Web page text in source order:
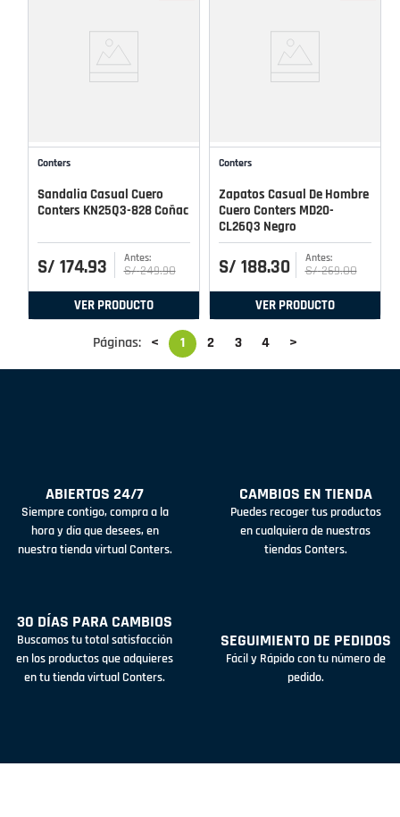
Conters
Sandalia Casual Cuero
Conters KN25Q3-828 Coñac
S/ 174.93 S/ 249.90
VER PRODUCTO
Conters
Zapatos Casual De Hombre
Cuero Conters MD20-
CL26Q3 Negro
S/ 188.30 S/ 269.00
VER PRODUCTO
Páginas: < 1 2 3 4 >
ABIERTOS 24/7
Siempre contigo, compra a la
hora y día que desees, en
nuestra tienda virtual Conters.
CAMBIOS EN TIENDA
Puedes recoger tus productos
en cualquiera de nuestras
tiendas Conters.
30 DÍAS PARA CAMBIOS
Buscamos tu total satisfacción
en los productos que adquieres
en tu tienda virtual Conters.
SEGUIMIENTO DE PEDIDOS
Fácil y Rápido con tu número de
pedido.